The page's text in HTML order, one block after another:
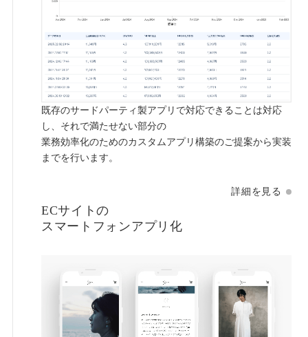
既存のサードパーティ製アプリで対応できることは対応
し、 それで満たせない部分の
業務効率化のためのカスタムアプリ構築のご提案から実装
までを行います。
詳細を見る
ECサイトの
スマートフォンアプリ化